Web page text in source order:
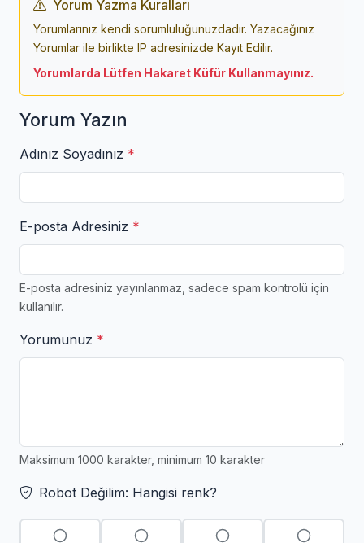
Yorum Yazma Kuralları
Yorumlarınız kendi sorumluluğunuzdadır. Yazacağınız
Yorumlar ile birlikte IP adresinizde Kayıt Edilir.
Yorumlarda Lütfen Hakaret Küfür Kullanmayınız.
Yorum Yazın
Adınız Soyadınız *
E-posta Adresiniz *
E-posta adresiniz yayınlanmaz, sadece spam kontrolü için
kullanılır.
Yorumunuz *
Maksimum 1000 karakter, minimum 10 karakter
Robot Değilim: Hangisi renk?